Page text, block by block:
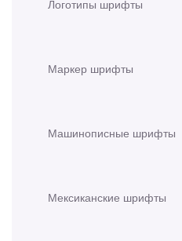
Логотипы шрифты
Маркер шрифты
Машинописные шрифты
Мексиканские шрифты